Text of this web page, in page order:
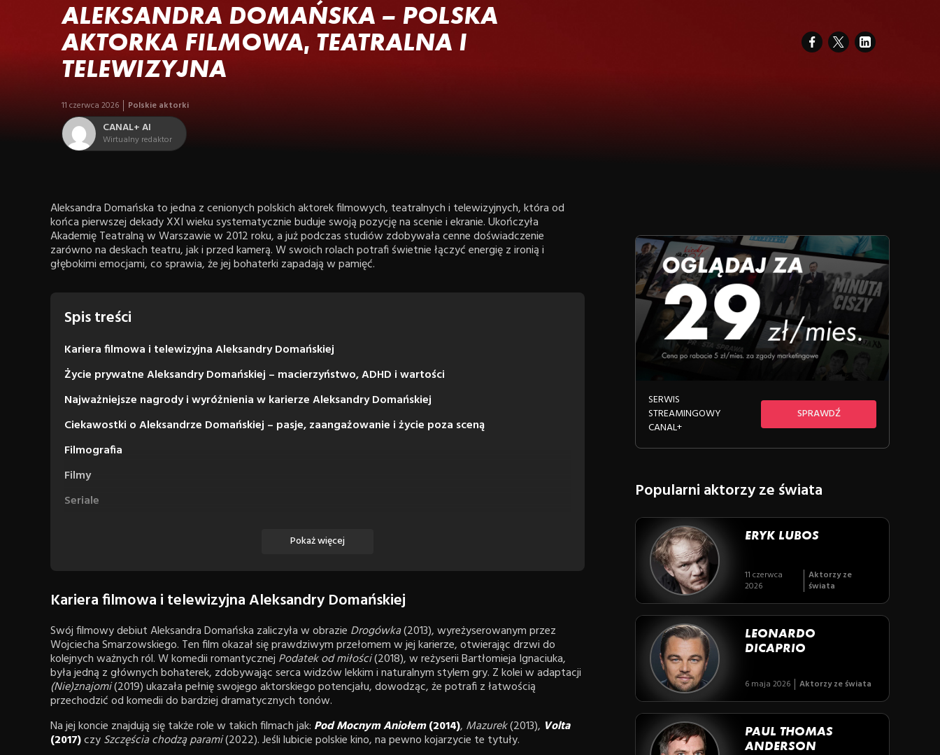
ALEKSANDRA DOMAŃSKA – POLSKA
AKTORKA FILMOWA, TEATRALNA I
TELEWIZYJNA
11 czerwca 2026 Polskie aktorki
CANAL+ AI
Wirtualny redaktor
Aleksandra Domańska to jedna z cenionych polskich aktorek filmowych, teatralnych i telewizyjnych, która od
końca pierwszej dekady XXI wieku systematycznie buduje swoją pozycję na scenie i ekranie. Ukończyła
Akademię Teatralną w Warszawie w 2012 roku, a już podczas studiów zdobywała cenne doświadczenie
zarówno na deskach teatru, jak i przed kamerą. W swoich rolach potrafi świetnie łączyć energię z ironią i
głębokimi emocjami, co sprawia, że jej bohaterki zapadają w pamięć.
Spis treści
Kariera filmowa i telewizyjna Aleksandry Domańskiej
Życie prywatne Aleksandry Domańskiej – macierzyństwo, ADHD i wartości
Najważniejsze nagrody i wyróżnienia w karierze Aleksandry Domańskiej
Ciekawostki o Aleksandrze Domańskiej – pasje, zaangażowanie i życie poza sceną
Filmografia
Filmy
Seriale
Pokaż więcej
Kariera filmowa i telewizyjna Aleksandry Domańskiej
Swój filmowy debiut Aleksandra Domańska zaliczyła w obrazie Drogówka(2013), wyreżyserowanym przez
Wojciecha Smarzowskiego. Ten film okazał się prawdziwym przełomem w jej karierze, otwierając drzwi do
kolejnych ważnych ról. W komedii romantycznej Podatek od miłości(2018), w reżyserii Bartłomieja Ignaciuka,
była jedną z głównych bohaterek, zdobywając serca widzów lekkim i naturalnym stylem gry. Z kolei w adaptacji
(Nie)znajomi(2019) ukazała pełnię swojego aktorskiego potencjału, dowodząc, że potrafi z łatwością
przechodzić od komedii do bardziej dramatycznych tonów.
Na jej koncie znajdują się także role w takich filmach jak: Pod Mocnym Aniołem(2014), Mazurek(2013), Volta
(2017)czySzczęścia chodzą parami(2022). Jeśli lubicie polskie kino, na pewno kojarzycie te tytuły.
SERWIS
STREAMINGOWY
CANAL+
SPRAWDŹ
Popularni aktorzy ze świata
ERYK LUBOS
11 czerwca
2026
Aktorzy ze
świata
LEONARDO
DICAPRIO
6 maja 2026 Aktorzy ze świata
PAUL THOMAS
ANDERSON